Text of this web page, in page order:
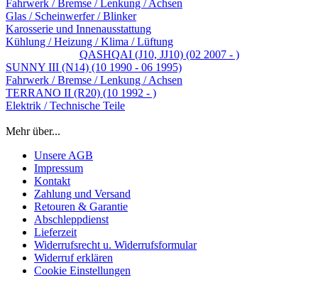
Fahrwerk / Bremse / Lenkung / Achsen
Glas / Scheinwerfer / Blinker
Karosserie und Innenausstattung
Kühlung / Heizung / Klima / Lüftung
QASHQAI (J10, JJ10) (02 2007 - )
SUNNY III (N14) (10 1990 - 06 1995)
Fahrwerk / Bremse / Lenkung / Achsen
TERRANO II (R20) (10 1992 - )
Elektrik / Technische Teile
Mehr über...
Unsere AGB
Impressum
Kontakt
Zahlung und Versand
Retouren & Garantie
Abschleppdienst
Lieferzeit
Widerrufsrecht u. Widerrufsformular
Widerruf erklären
Cookie Einstellungen